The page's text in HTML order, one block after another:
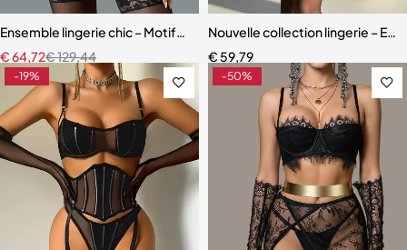
Ensemble lingerie chic – Motifs cœur, découpes raffinées et
€129,44
€64,72
Nouvelle collection lingerie –
€ 59,79
-19% -50%